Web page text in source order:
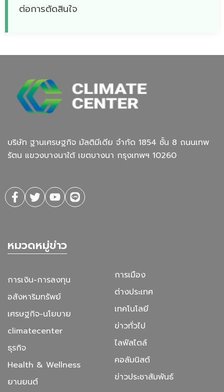
ต่อการตัดสินใจ
บริษัท ฐานเศรษฐกิจ มัลติมีเดีย จํากัด 1854 ชั้น 8 ถนนเทพ
รัตน แขวงบางนาใต้ เขตบางนา กรุงเทพฯ 10260
หมวดหมู่ข่าว
การเงิน-การลงทุน
อสังหาริมทรัพย์
เศรษฐกิจ-นโยบาย
climatecenter
ธุรกิจ
Health & Wellness
ยานยนต์
การเมือง
ต่างประเทศ
เทคโนโลยี
ข่าวทั่วไป
ไลฟ์สไตล์
คอลัมนิสต์
ข่าวประชาสัมพันธ์